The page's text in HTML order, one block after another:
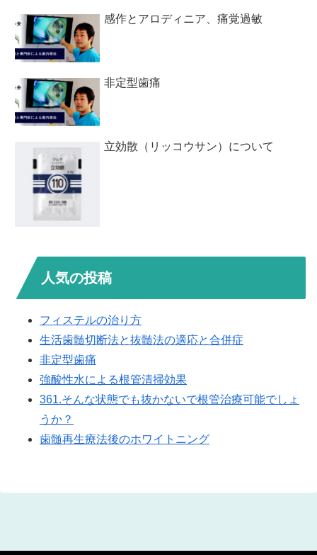
感作とアロディニア、痛覚過敏
非定型歯痛
立効散（リッコウサン）について
人気の投稿
フィステルの治り方
生活歯髄切断法と抜髄法の適応と合併症
非定型歯痛
強酸性水による根管清掃効果
361.そんな状態でも抜かないで根管治療可能でしょ
うか？
歯髄再生療法後のホワイトニング